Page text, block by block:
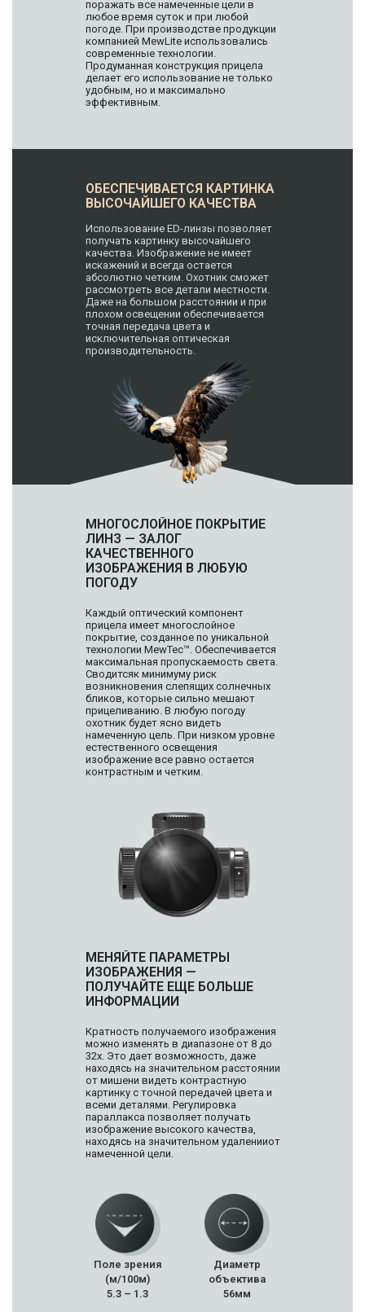
поражать все намеченные цели в
любое время суток и при любой
погоде. При производстве продукции
компанией MewLite использовались
современные технологии.
Продуманная конструкция прицела
делает его использование не только
удобным, но и максимально
эффективным.
ОБЕСПЕЧИВАЕТСЯ КАРТИНКА
ВЫСОЧАЙШЕГО КАЧЕСТВА
Использование ED-линзы позволяет
получать картинку высочайшего
качества. Изображение не имеет
искажений и всегда остается
абсолютно четким. Охотник сможет
рассмотреть все детали местности.
Даже на большом расстоянии и при
плохом освещении обеспечивается
точная передача цвета и
исключительная оптическая
производительность.
МНОГОСЛОЙНОЕ ПОКРЫТИЕ
ЛИНЗ — ЗАЛОГ
КАЧЕСТВЕННОГО
ИЗОБРАЖЕНИЯ В ЛЮБУЮ
ПОГОДУ
Каждый оптический компонент
прицела имеет многослойное
покрытие, созданное по уникальной
технологии MewTec™. Обеспечивается
максимальная пропускаемость света.
Сводитсяк минимуму риск
возникновения слепящих солнечных
бликов, которые сильно мешают
прицеливанию. В любую погоду
охотник будет ясно видеть
намеченную цель. При низком уровне
естественного освещения
изображение все равно остается
контрастным и четким.
МЕНЯЙТЕ ПАРАМЕТРЫ
ИЗОБРАЖЕНИЯ —
ПОЛУЧАЙТЕ ЕЩЕ БОЛЬШЕ
ИНФОРМАЦИИ
Кратность получаемого изображения
можно изменять в диапазоне от 8 до
32х. Это дает возможность, даже
находясь на значительном расстоянии
от мишени видеть контрастную
картинку с точной передачей цвета и
всеми деталями. Регулировка
параллакса позволяет получать
изображение высокого качества,
находясь на значительном удаленииот
намеченной цели.
Поле зрения
(м/100м)
5.3 – 1.3
Диаметр
объектива
56мм